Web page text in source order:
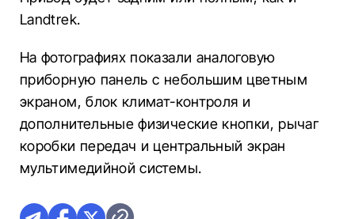
Landtrek.
На фотографиях показали аналоговую
приборную панель с небольшим цветным
экраном, блок климат-контроля и
дополнительные физические кнопки, рычаг
коробки передач и центральный экран
мультимедийной системы.